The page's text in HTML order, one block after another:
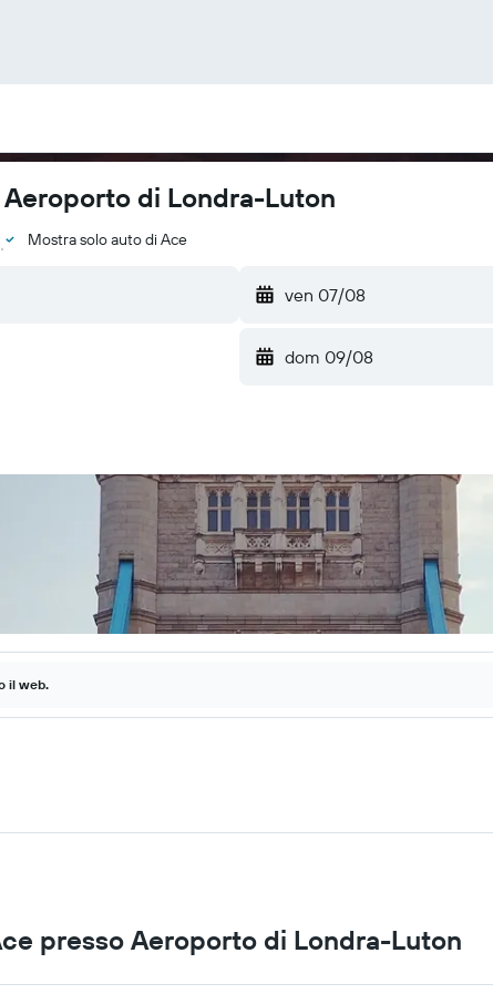
di Londra-Luton
Mostra solo auto di Ace
ven 07/08
dom 09/08
il web.
presso Aeroporto di Londra-Luton